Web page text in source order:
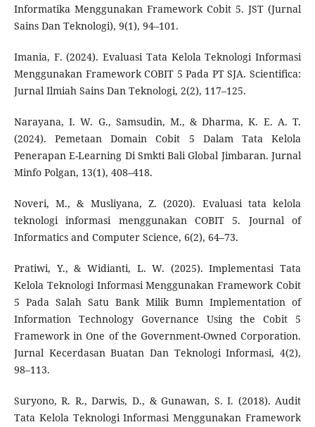
Informatika Menggunakan Framework Cobit 5. JST (Jurnal
Sains Dan Teknologi), 9(1), 94–101.
Imania, F. (2024). Evaluasi Tata Kelola Teknologi Informasi
Menggunakan Framework COBIT 5 Pada PT SJA. Scientifica:
Jurnal Ilmiah Sains Dan Teknologi, 2(2), 117–125.
Narayana, I. W. G., Samsudin, M., & Dharma, K. E. A. T.
(2024). Pemetaan Domain Cobit 5 Dalam Tata Kelola
Penerapan E-Learning Di Smkti Bali Global Jimbaran. Jurnal
Minfo Polgan, 13(1), 408–418.
Noveri, M., & Musliyana, Z. (2020). Evaluasi tata kelola
teknologi informasi menggunakan COBIT 5. Journal of
Informatics and Computer Science, 6(2), 64–73.
Pratiwi, Y., & Widianti, L. W. (2025). Implementasi Tata
Kelola Teknologi Informasi Menggunakan Framework Cobit
5 Pada Salah Satu Bank Milik Bumn Implementation of
Information Technology Governance Using the Cobit 5
Framework in One of the Government-Owned Corporation.
Jurnal Kecerdasan Buatan Dan Teknologi Informasi, 4(2),
98–113.
Suryono, R. R., Darwis, D., & Gunawan, S. I. (2018). Audit
Tata Kelola Teknologi Informasi Menggunakan Framework